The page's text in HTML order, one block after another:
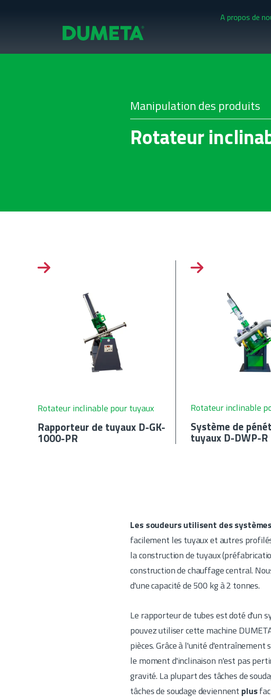
A propos de
Manipulation des produits
Rotateur
Rotateur inclinable pour tuyaux
Rapporteur de tuyaux D-GK-
1000-PR
Rotateur inclinable
Système de
tuyaux D-DWP-
Les soudeurs utilisent des
facilement les tuyaux et autres
la construction de tuyaux
construction de chauffage central.
d'une capacité de 500 kg à 2 tonnes.
Le rapporteur de tubes est doté d'un
pouvez utiliser cette machine
pièces. Grâce à l'unité
le moment d'inclinaison n'est pas
gravité. La plupart des tâches de
tâches de soudage deviennent plus